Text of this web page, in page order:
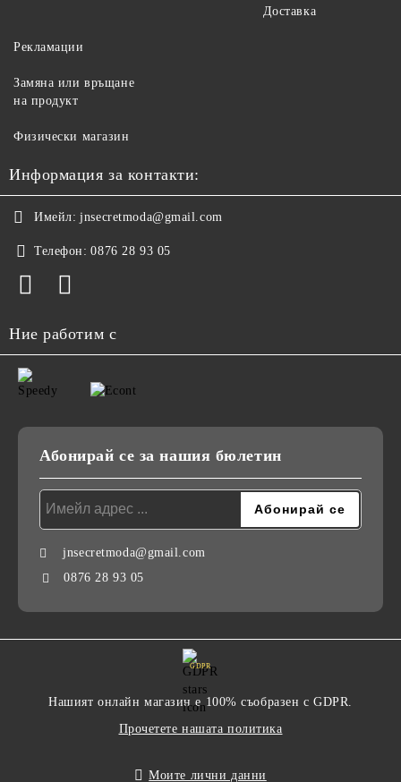
Доставка
Рекламации
Замяна или връщане
на продукт
Физически магазин
Информация за контакти:
Имейл: jnsecretmoda@gmail.com
Телефон: 0876 28 93 05
Ние работим с
Абонирай се за нашия бюлетин
jnsecretmoda@gmail.com
0876 28 93 05
GDPR
Нашият онлайн магазин е 100% съобразен с GDPR.
Прочетете нашата политика
Моите лични данни